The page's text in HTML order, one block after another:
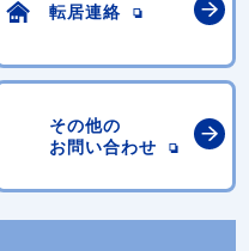
転居連絡
その他の
お問い合わせ